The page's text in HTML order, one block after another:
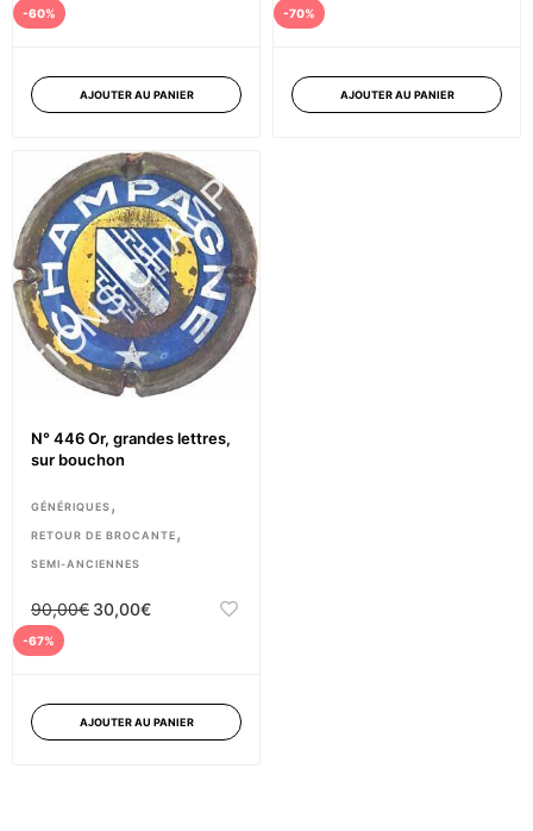
-60%
AJOUTER AU PANIER
-70%
AJOUTER AU PANIER
N° 446 Or, grandes lettres,
sur bouchon
GÉNÉRIQUES,
RETOUR DE BROCANTE,
SEMI-ANCIENNES
90,00€ 30,00€
-67%
AJOUTER AU PANIER